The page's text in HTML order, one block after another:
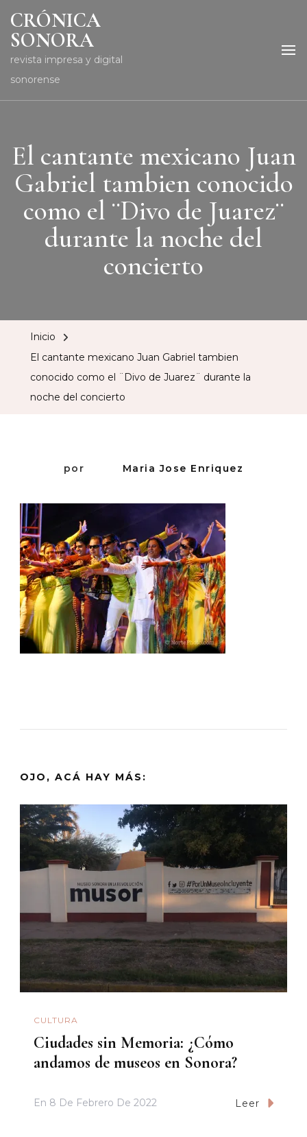
CRÓNICA
SONORA
revista impresa y digital
sonorense
El cantante mexicano Juan
Gabriel tambien conocido
como el ¨Divo de Juarez¨
durante la noche del
concierto
Inicio
El cantante mexicano Juan Gabriel tambien
conocido como el ¨Divo de Juarez¨ durante la
noche del concierto
por Maria Jose Enriquez
OJO, ACÁ HAY MÁS:
CULTURA
Ciudades sin Memoria: ¿Cómo
andamos de museos en Sonora?
En 8 De Febrero De 2022 Leer